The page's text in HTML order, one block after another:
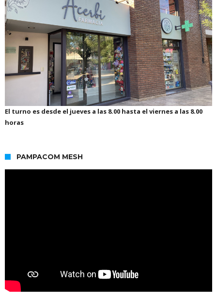
El turno es desde el jueves a las 8.00 hasta el viernes a las 8.00
horas
PAMPACOM MESH